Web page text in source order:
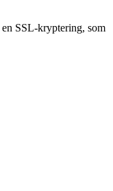
SSL-kryptering, som